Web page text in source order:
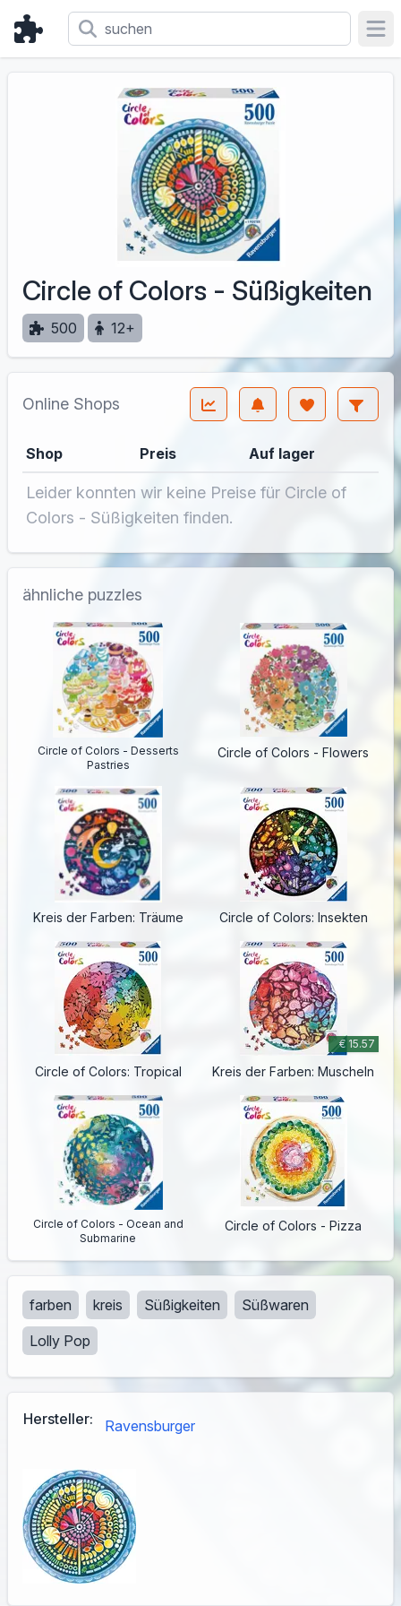
Circle of Colors - Süßigkeiten
500 12+
Hersteller: Ravensburger
Online Shops
Shop Preis Auf lager
Leider konnten wir keine Preise für Circle of
Colors - Süßigkeiten finden.
ähnliche puzzles
Circle of Colors - Desserts
Pastries
Circle of Colors - Flowers
Kreis der Farben: Träume Circle of Colors: Insekten
Circle of Colors: Tropical
€ 15.57
Kreis der Farben: Muscheln
Circle of Colors - Ocean and
Submarine
Circle of Colors - Pizza
farben kreis Süßigkeiten
Süßwaren
Lolly Pop